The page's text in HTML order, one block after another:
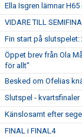
Ella Isgren lämnar
VIDARE TILL
Fin start på slutspelet:
Öppet brev från Ola
för allt"
Besked om Ofelias
Slutspel - kvartsfinaler
Känslosamt efter
FINAL i FINAL4